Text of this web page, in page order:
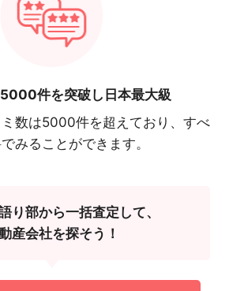
5000件を突破し日本最大級
数は5000件を超えており、すべ
みることができます。
り部から一括査定して、
産会社を探そう！